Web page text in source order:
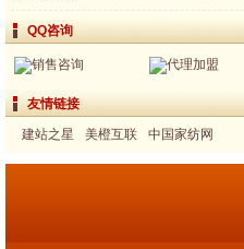
QQ咨询
销售咨询 代理加盟
友情链接
建站之星
美橙互联 中国家纺网